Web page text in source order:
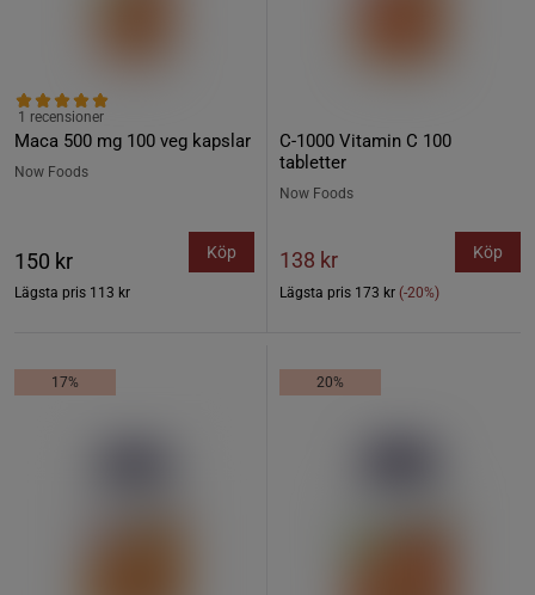
Maca 500 mg 100 veg kapslar
1 recensioner
Now Foods
150 kr
Lägsta pris 113 kr
Köp
C-1000 Vitamin C 100
tabletter
Now Foods
138 kr
Lägsta pris 173 kr (-20%)
Köp
17% 20%